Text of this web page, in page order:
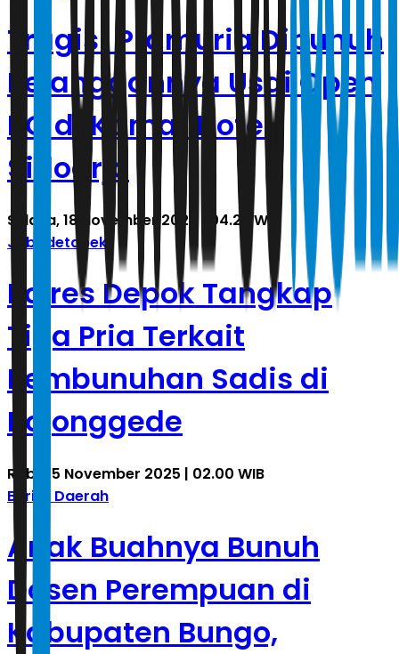
Tragis! Pramuria Dibunuh
Pelanggannya Usai Open
BO di Kamar Hotel
Sidoarjo
Selasa, 18 November 2025 | 04.27 WIB
Jabodetabek
Polres Depok Tangkap
Tiga Pria Terkait
Pembunuhan Sadis di
Bojonggede
Rabu, 5 November 2025 | 02.00 WIB
Berita Daerah
Anak Buahnya Bunuh
Dosen Perempuan di
Kabupaten Bungo,